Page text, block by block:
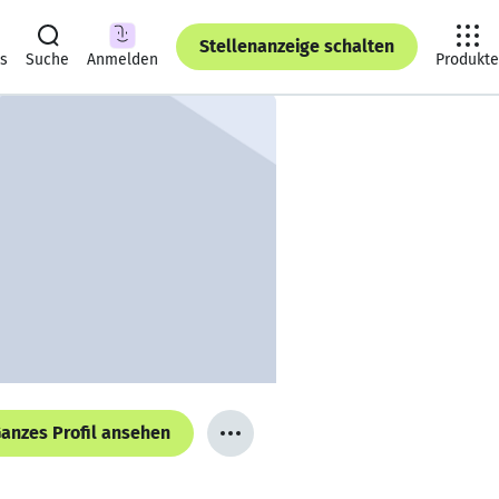
Suche Anmelden
Stellenanzeige schalten
Produkte
Profil ansehen